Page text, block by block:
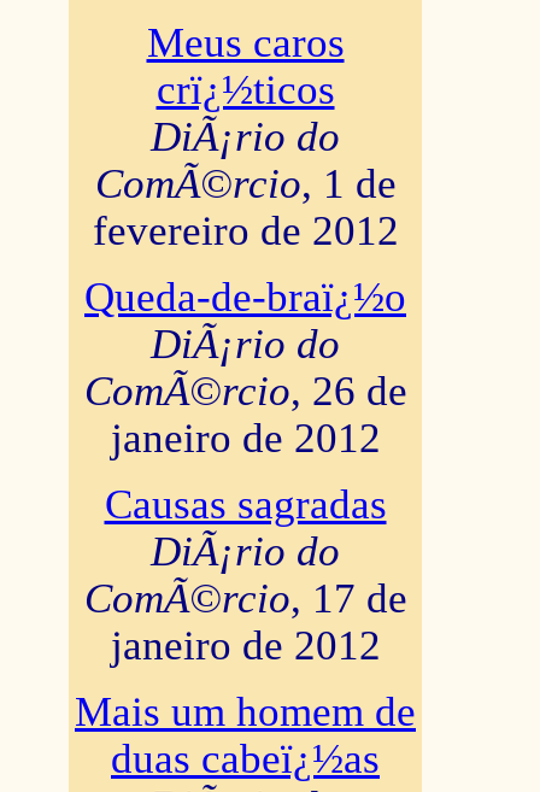
Meus caros
crï¿½ticos
DiÃ¡rio do
ComÃ©rcio, 1 de
fevereiro de 2012
Queda-de-braï¿½o
DiÃ¡rio do
ComÃ©rcio, 26 de
janeiro de 2012
Causas sagradas
DiÃ¡rio do
ComÃ©rcio, 17 de
janeiro de 2012
Mais um homem de
duas cabeï¿½as